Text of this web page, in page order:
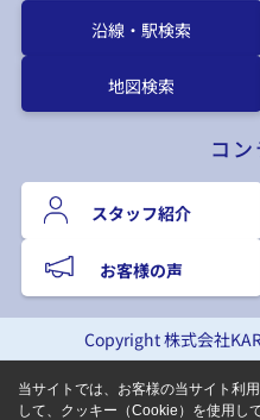
沿線・駅検索
地図検索
コ
スタッフ紹介
お客様の声
Copyright 株式会社
当サイトでは、お客様の当サイト利
して、クッキー（Cookie）を使用し